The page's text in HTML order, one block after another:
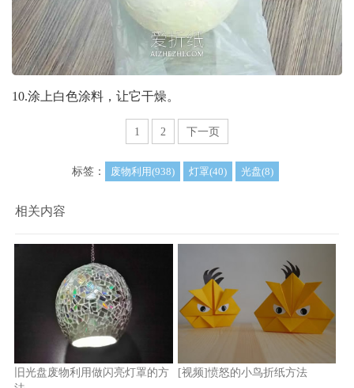
10.涂上白色涂料，让它干燥。
1 2 下一页
标签： 废物利用(938) 灯罩(40) 光盘(8)
相关内容
旧光盘废物利用做闪亮灯罩的方
[视频]愤怒的小鸟折纸方法